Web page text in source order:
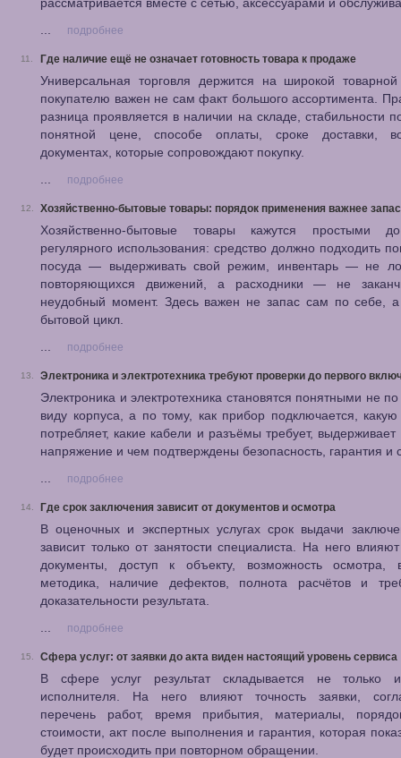
рассматривается вместе с сетью, аксессуарами и
...
подробнее
11. Где наличие ещё не означает готовность товара к продаже
Универсальная торговля держится на широкой
покупателю важен не сам факт большого ассортимента.
разница проявляется в наличии на складе, стабильности
понятной цене, способе оплаты, сроке доставки,
документах, которые сопровождают покупку.
...
подробнее
12. Хозяйственно-бытовые товары: порядок применения важнее
Хозяйственно-бытовые товары кажутся простыми
регулярного использования: средство должно подходить
посуда — выдерживать свой режим, инвентарь — не
повторяющихся движений, а расходники — не
неудобный момент. Здесь важен не запас сам по себе,
бытовой цикл.
...
подробнее
13. Электроника и электротехника требуют проверки до первого
Электроника и электротехника становятся понятными не
виду корпуса, а по тому, как прибор подключается,
потребляет, какие кабели и разъёмы требует,
напряжение и чем подтверждены безопасность, гарантия и
...
подробнее
14. Где срок заключения зависит от документов и осмотра
В оценочных и экспертных услугах срок выдачи
зависит только от занятости специалиста. На него
документы, доступ к объекту, возможность осмотра,
методика, наличие дефектов, полнота расчётов и
доказательности результата.
...
подробнее
15. Сфера услуг: от заявки до акта виден настоящий уровень сервиса
В сфере услуг результат складывается не только
исполнителя. На него влияют точность заявки,
перечень работ, время прибытия, материалы,
стоимости, акт после выполнения и гарантия, которая
будет происходить при повторном обращении.